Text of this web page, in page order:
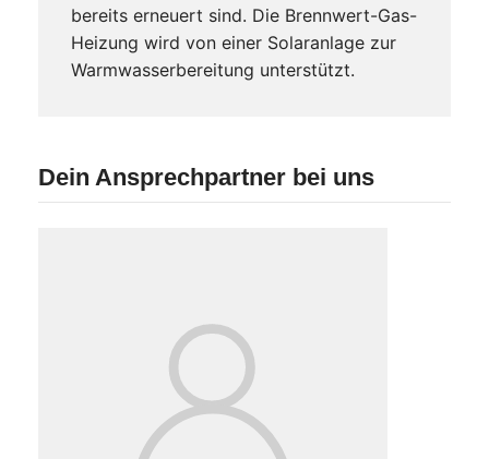
bereits erneuert sind. Die Brennwert-Gas-
Heizung wird von einer Solaranlage zur
Warmwasserbereitung unterstützt.
Dein Ansprechpartner bei uns